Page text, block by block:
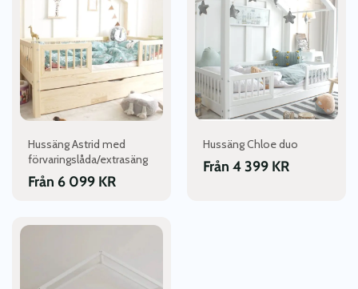
Hussäng Astrid med
förvaringslåda/extrasäng
Från 6 099 KR
flera
varianter.
De
olika
alternativen
kan
produktsidan
Hussäng Chloe duo
Från 4 399 KR
har
varianter.
De
olika
alternativen
kan
produktsidan
Den